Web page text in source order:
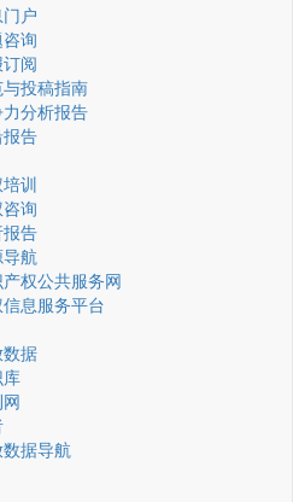
户
询
阅
投稿指南
分析报告
告
训
询
告
航
权公共服务网
息服务平台
据
据导航